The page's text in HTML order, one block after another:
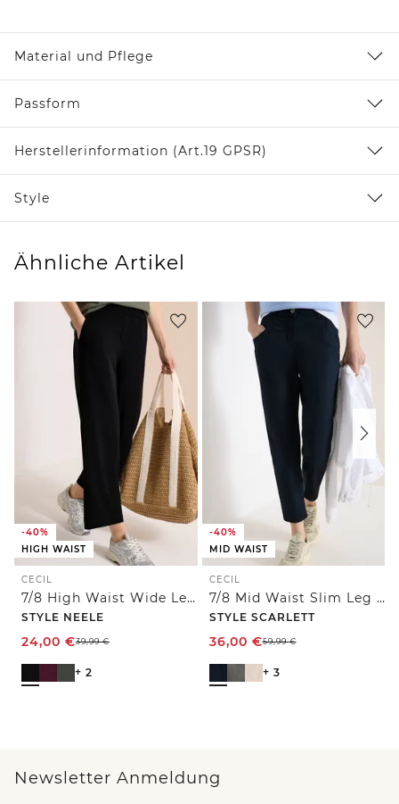
Material und Pflege
Passform
Herstellerinformation (Art.19 GPSR)
Style
Ähnliche Artikel
-40%
HIGH WAIST
CECIL
7/8 High Waist Wide Leg Jerseyhose im Loose Fit
STYLE NEELE
24,00 €39,99€
+ 2
-40%
MID WAIST
CECIL
7/8 Mid Waist Slim Leg Hose im Casual Fit
STYLE SCARLETT
36,00 €59,99€
+ 3
Newsletter Anmeldung